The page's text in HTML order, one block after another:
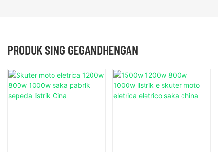
PRODUK SING GEGANDHENGAN